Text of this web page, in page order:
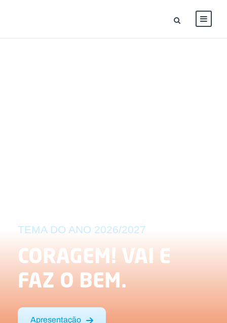
TEMA DO ANO 2026/2027
CORAGEM! VAI E
FAZ O BEM.
Apresentação